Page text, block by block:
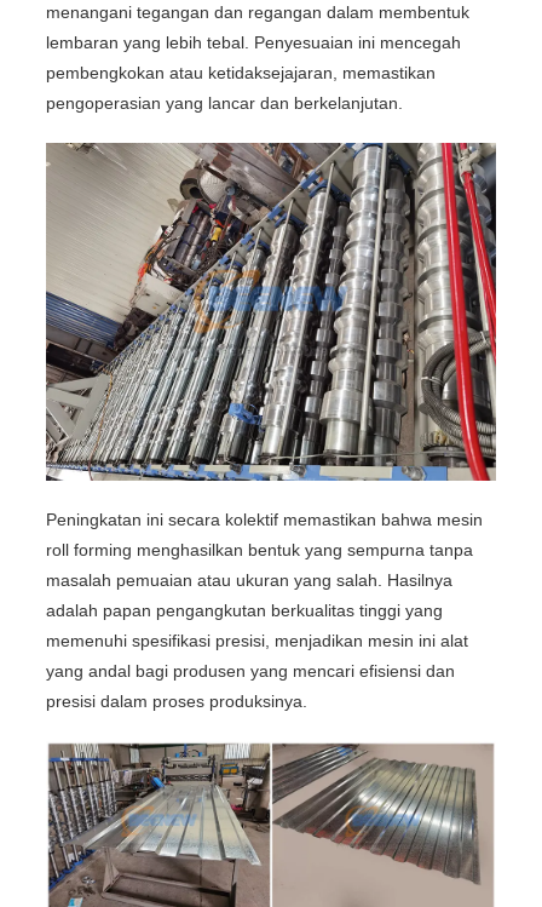
menangani tegangan dan regangan dalam membentuk
lembaran yang lebih tebal. Penyesuaian ini mencegah
pembengkokan atau ketidaksejajaran, memastikan
pengoperasian yang lancar dan berkelanjutan.
Peningkatan ini secara kolektif memastikan bahwa mesin
roll forming menghasilkan bentuk yang sempurna tanpa
masalah pemuaian atau ukuran yang salah. Hasilnya
adalah papan pengangkutan berkualitas tinggi yang
memenuhi spesifikasi presisi, menjadikan mesin ini alat
yang andal bagi produsen yang mencari efisiensi dan
presisi dalam proses produksinya.